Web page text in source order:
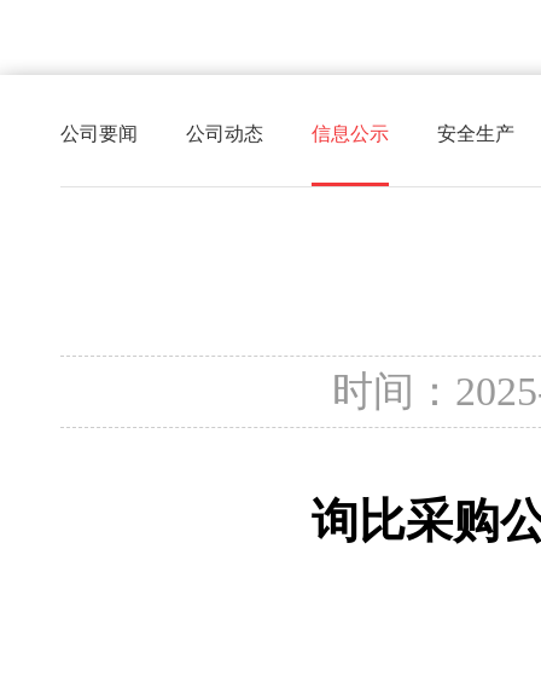
公司要闻 公司动态 信息公示 安全生产
时间：
询比采购